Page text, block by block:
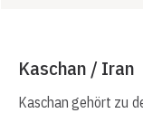
Kaschan / Iran
Kaschan gehört zu